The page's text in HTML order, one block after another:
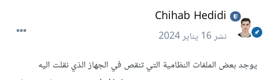
Chihab Hedidi
نشر16 يناير 2024
يوجد بعض الملفات النظامية التي تنقص في الجهاز الذي نقلت اليه